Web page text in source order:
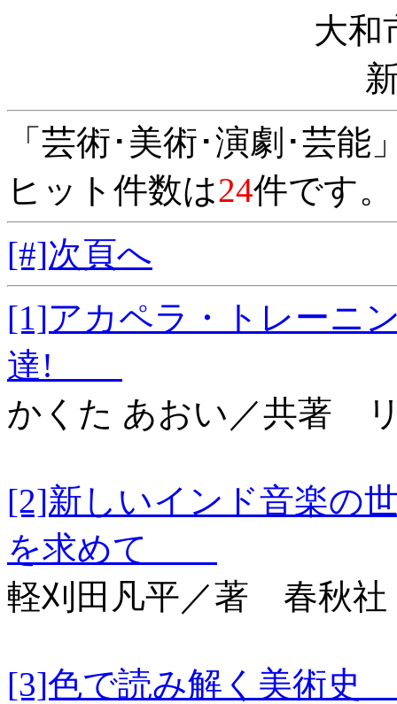
大和
「芸術･美術･演劇･芸能
ヒット件数は24件です
[#]次頁へ
[1]アカペラ・トレー
達!
かくた あおい／共著
[2]新しいインド音楽
を求めて
軽刈田凡平／著 春秋社
[3]色で読み解く美術